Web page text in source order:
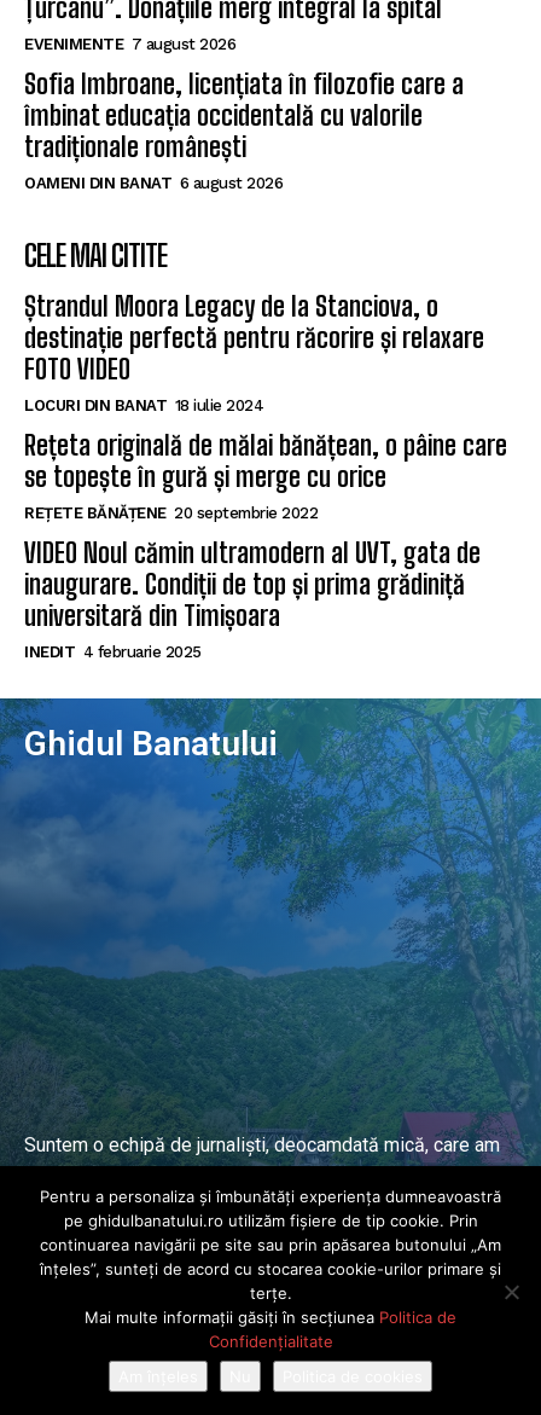
Țurcanu”. Donațiile merg integral la spital
EVENIMENTE 7 august 2026
Sofia Imbroane, licențiata în filozofie care a
îmbinat educația occidentală cu valorile
tradiționale românești
OAMENI DIN BANAT 6 august 2026
CELE MAI CITITE
Ștrandul Moora Legacy de la Stanciova, o
destinație perfectă pentru răcorire și relaxare
FOTO VIDEO
LOCURI DIN BANAT 18 iulie 2024
Rețeta originală de mălai bănățean, o pâine care
se topește în gură și merge cu orice
REȚETE BĂNĂȚENE 20 septembrie 2022
VIDEO Noul cămin ultramodern al UVT, gata de
inaugurare. Condiții de top și prima grădiniță
universitară din Timișoara
INEDIT 4 februarie 2025
Ghidul Banatului
Suntem o echipă de jurnaliști, deocamdată mică, care am
ani.
© Ghidul Banatului 2025. Toate drepturile rezervate · Dezvoltat de
Power Media FX
Pentru a personaliza și îmbunătăți experiența dumneavoastră
pe ghidulbanatului.ro utilizăm fișiere de tip cookie. Prin
continuarea navigării pe site sau prin apăsarea butonului „Am
înțeles”, sunteți de acord cu stocarea cookie-urilor primare și
terțe.
Mai multe informații găsiți în secțiunea Politica de
Confidențialitate